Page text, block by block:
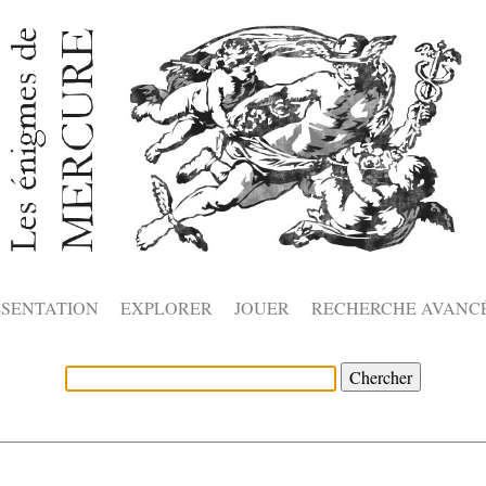
EXPLORER JOUER RECHERCHE